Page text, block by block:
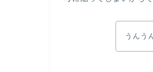
うんう